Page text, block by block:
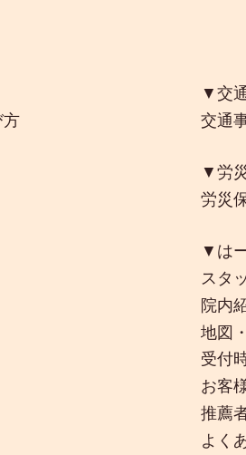
方
▼交
交通
▼労
労災
▼は
スタ
院内
地図
受付
お客
推薦
よく